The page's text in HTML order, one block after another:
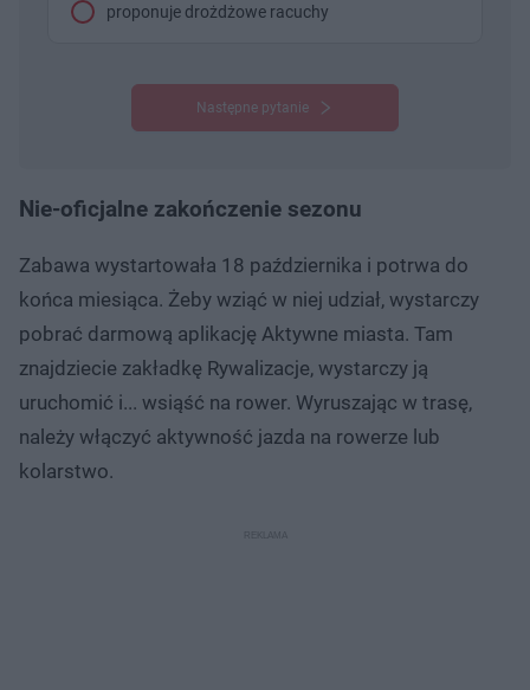
proponuje drożdżowe racuchy
Następne pytanie
Nie-oficjalne zakończenie sezonu
Zabawa wystartowała 18 października i potrwa do
końca miesiąca. Żeby wziąć w niej udział, wystarczy
pobrać darmową aplikację Aktywne miasta. Tam
znajdziecie zakładkę Rywalizacje, wystarczy ją
uruchomić i... wsiąść na rower. Wyruszając w trasę,
należy włączyć aktywność jazda na rowerze lub
kolarstwo.